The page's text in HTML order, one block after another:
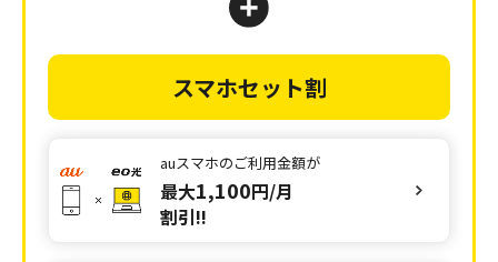
バンドユニバーサルサービス料が別途必要となりま
※ eo光電話のご利用には、通話料、電話ユニバーサルサ
ービス料および電話リレーサービス料が別途必要とな
ります。
ギガトクトク割」「eo光電話パック割」「eo光テレ
ビパック割」「CSパック割」の適用が条件です。詳
こちらをご確認ください。
スマホセット割
auスマホのご利用金額が
最大1,100円/月
割引!!